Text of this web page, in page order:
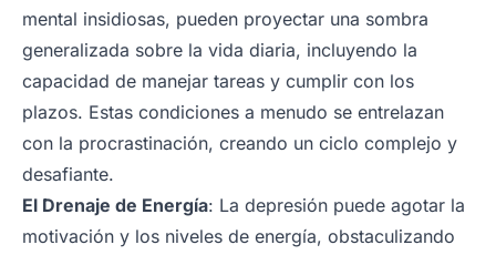
mental insidiosas, pueden proyectar una sombra
generalizada sobre la vida diaria, incluyendo la
capacidad de manejar tareas y cumplir con los
plazos. Estas condiciones a menudo se entrelazan
con la procrastinación, creando un ciclo complejo y
desafiante.
El Drenaje de Energía: La depresión puede agotar la
motivación y los niveles de energía, obstaculizando